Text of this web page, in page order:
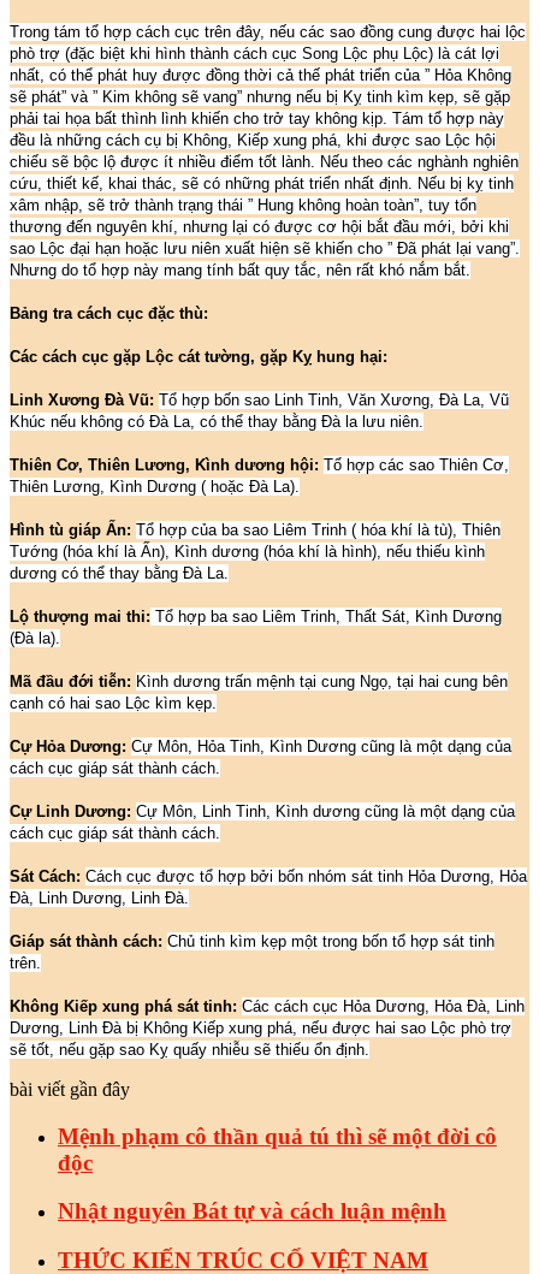
Trong tám tổ hợp cách cục trên đây, nếu các sao đồng cung được hai lộc
phò trợ (đặc biệt khi hình thành cách cục Song Lộc phụ Lộc) là cát lợi
nhất, có thể phát huy được đồng thời cả thế phát triển của ” Hỏa Không
sẽ phát” và ” Kim không sẽ vang” nhưng nếu bị Kỵ tinh kìm kẹp, sẽ gặp
phải tai họa bất thình lình khiến cho trở tay không kịp. Tám tổ hợp này
đều là những cách cụ bị Không, Kiếp xung phá, khi được sao Lộc hội
chiếu sẽ bộc lộ được ít nhiều điểm tốt lành. Nếu theo các nghành nghiên
cứu, thiết kế, khai thác, sẽ có những phát triển nhất định. Nếu bị kỵ tinh
xâm nhập, sẽ trở thành trạng thái ” Hung không hoàn toàn”, tuy tổn
thương đến nguyên khí, nhưng lại có được cơ hội bắt đầu mới, bởi khi
sao Lộc đại hạn hoặc lưu niên xuất hiện sẽ khiến cho ” Đã phát lại vang”.
Nhưng do tổ hợp này mang tính bất quy tắc, nên rất khó nắm bắt.
Bảng tra cách cục đặc thù:
Các cách cục gặp Lộc cát tường, gặp Kỵ hung hại:
Linh Xương Đà Vũ: Tổ hợp bốn sao Linh Tinh, Văn Xương, Đà La, Vũ
Khúc nếu không có Đà La, có thể thay bằng Đà la lưu niên.
Thiên Cơ, Thiên Lương, Kình dương hội: Tổ hợp các sao Thiên Cơ,
Thiên Lương, Kình Dương ( hoặc Đà La).
Hình tù giáp Ấn: Tổ hợp của ba sao Liêm Trinh ( hóa khí là tù), Thiên
Tướng (hóa khí là Ấn), Kình dương (hóa khí là hình), nếu thiếu kình
dương có thể thay bằng Đà La.
Lộ thượng mai thi: Tổ hợp ba sao Liêm Trinh, Thất Sát, Kình Dương
(Đà la).
Mã đầu đới tiễn: Kình dương trấn mệnh tại cung Ngọ, tại hai cung bên
cạnh có hai sao Lộc kìm kẹp.
Cự Hỏa Dương: Cự Môn, Hỏa Tinh, Kình Dương cũng là một dạng của
cách cục giáp sát thành cách.
Cự Linh Dương: Cự Môn, Linh Tinh, Kình dương cũng là một dạng của
cách cục giáp sát thành cách.
Sát Cách: Cách cục được tổ hợp bởi bốn nhóm sát tinh Hỏa Dương, Hỏa
Đà, Linh Dương, Linh Đà.
Giáp sát thành cách: Chủ tinh kìm kẹp một trong bốn tổ hợp sát tinh
trên.
Không Kiếp xung phá sát tinh: Các cách cục Hỏa Dương, Hỏa Đà, Linh
Dương, Linh Đà bị Không Kiếp xung phá, nếu được hai sao Lộc phò trợ
sẽ tốt, nếu gặp sao Kỵ quấy nhiễu sẽ thiếu ổn định.
bài viết gần đây
Mệnh phạm cô thần quả tú thì sẽ một đời cô
độc
Nhật nguyên Bát tự và cách luận mệnh
THỨC KIẾN TRÚC CỔ VIỆT NAM